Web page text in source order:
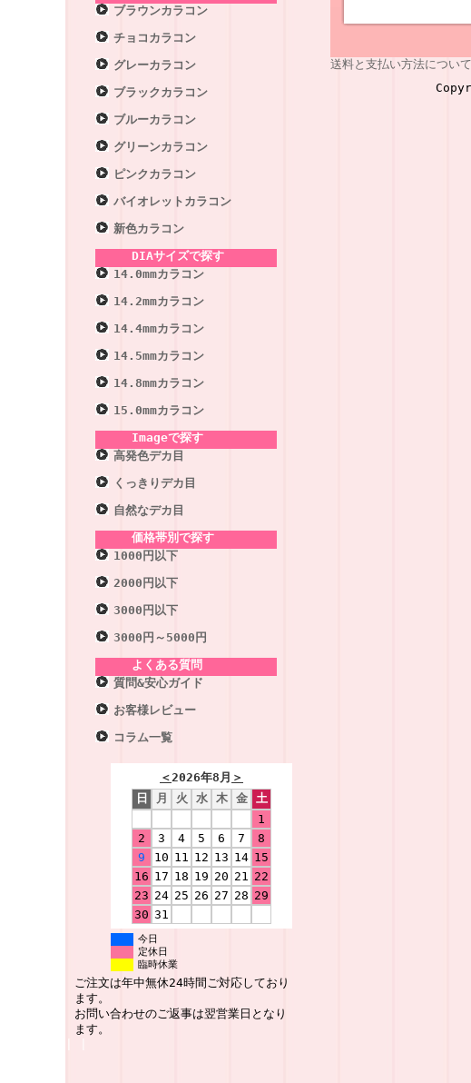
ブラウンカラコン
チョコカラコン
グレーカラコン
ブラックカラコン
ブルーカラコン
グリーンカラコン
ピンクカラコン
バイオレットカラコン
新色カラコン
DIAサイズで探す
14.0mmカラコン
14.2mmカラコン
14.4mmカラコン
14.5mmカラコン
14.8mmカラコン
15.0mmカラコン
Imageで探す
高発色デカ目
くっきりデカ目
自然なデカ目
価格帯別で探す
1000円以下
2000円以下
3000円以下
3000円～5000円
よくある質問
質問&安心ガイド
お客様レビュー
コラム一覧
＜2026年8月 ＞
日
月 火 水 木 金
土
1
2
3 4 5 6 7
8
9
10 11 12 13 14 15
16 17 18 19 20 21 22
23 24 25 26 27 28 29
30 31
今日
定休日
臨時休業
ご注文は年中無休24時間ご対応しており
ます。
お問い合わせのご返事は翌営業日となり
ます。
送料と支払い方法について